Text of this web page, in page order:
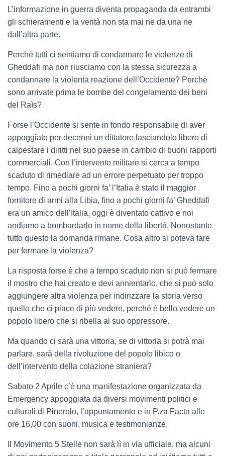
L’informazione in guerra diventa propaganda da entrambi
gli schieramenti e la verità non sta mai ne da una ne
dall’altra parte.
Perchè tutti ci sentiamo di condannare le violenze di
Gheddafi ma non riusciamo con la stessa sicurezza a
condannare la violenta reazione dell’Occidente? Perchè
sono arrivate prima le bombe del congelamento dei beni
del Raìs?
Forse l’Occidente si sente in fondo responsabile di aver
appoggiato per decenni un dittatore lasciandolo libero di
calpestare i diritti nel suo paese in cambio di buoni rapporti
commerciali. Con l’intervento militare si cerca a tempo
scaduto di rimediare ad un errore perpetuato per troppo
tempo. Fino a pochi giorni fa’ l’Italia è stato il maggior
fornitore di armi alla Libia, fino a pochi giorni fa’ Gheddafi
era un amico dell’Italia, oggi è diventato cattivo e noi
andiamo a bombardarlo in nome della libertà. Nonostante
tutto questo la domanda rimane. Cosa altro si poteva fare
per fermare la violenza?
La risposta forse è che a tempo scaduto non si può fermare
il mostro che hai creato e devi annientarlo, che si può solo
aggiungere altra violenza per indirizzare la storia verso
quello che ci piace di più vedere, perché è bello vedere un
popolo libero che si ribella al suo oppressore.
Ma quando ci sarà una vittoria, se di vittoria si potrà mai
parlare, sarà della rivoluzione del popolo libico o
dell’intervento della colazione straniera?
Sabato 2 Aprile c’è una manifestazione organizzata da
Emergency appoggiata da diversi movimenti politici e
culturali di Pinerolo, l’appuntamento e in P.za Facta alle
ore 16,00 con suoni, musica e testimonianze.
Il Movimento 5 Stelle non sarà lì in via ufficiale, ma alcuni